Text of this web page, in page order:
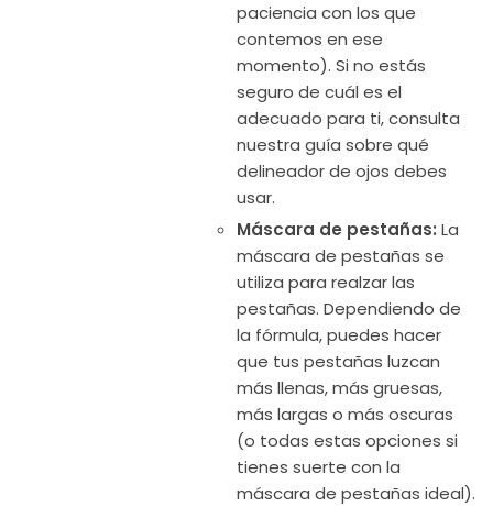
paciencia con los que
contemos en ese
momento). Si no estás
seguro de cuál es el
adecuado para ti, consulta
nuestra guía sobre qué
delineador de ojos debes
usar.
Máscara de pestañas: La
máscara de pestañas se
utiliza para realzar las
pestañas. Dependiendo de
la fórmula, puedes hacer
que tus pestañas luzcan
más llenas, más gruesas,
más largas o más oscuras
(o todas estas opciones si
tienes suerte con la
máscara de pestañas ideal).